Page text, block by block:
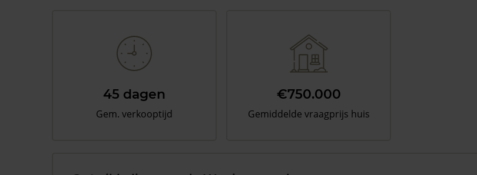
45 dagen
Gem. verkooptijd
€750.000
Gemiddelde vraagprijs huis